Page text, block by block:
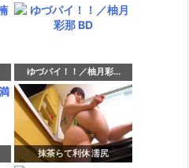
ゆづパイ！！／柚月彩...
抹茶らて利休 濡尻